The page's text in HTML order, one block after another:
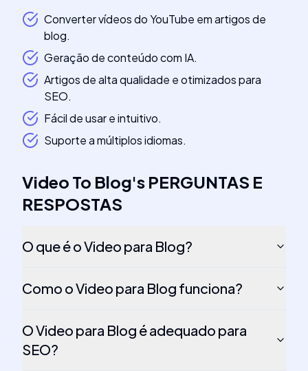
Converter vídeos do YouTube em artigos de
blog.
Geração de conteúdo com IA.
Artigos de alta qualidade e otimizados para
SEO.
Fácil de usar e intuitivo.
Suporte a múltiplos idiomas.
Video To Blog's PERGUNTAS E
RESPOSTAS
O que é o Video para Blog?
Como o Video para Blog funciona?
O Video para Blog é adequado para
SEO?